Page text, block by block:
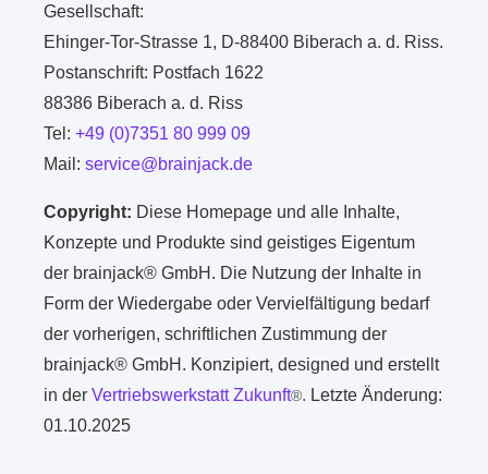
Gesellschaft:
Ehinger-Tor-Strasse 1, D-88400 Biberach a. d. Riss.
Postanschrift: Postfach 1622
88386 Biberach a. d. Riss
Tel:+49 (0)7351 80 999 09
Mail:service@brainjack.de
Copyright: Diese Homepage und alle Inhalte,
Konzepte und Produkte sind geistiges Eigentum
der brainjack® GmbH. Die Nutzung der Inhalte in
Form der Wiedergabe oder Vervielfältigung bedarf
der vorherigen, schriftlichen Zustimmung der
brainjack® GmbH. Konzipiert, designed und erstellt
in derVertriebswerkstatt Zukunft®. Letzte Änderung:
01.10.2025